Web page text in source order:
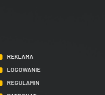
REKLAMA
LOGOWANIE
REGULAMIN